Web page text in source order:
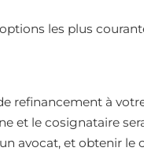
les plus
refinancement à
et le cosignataire
avocat, et obtenir